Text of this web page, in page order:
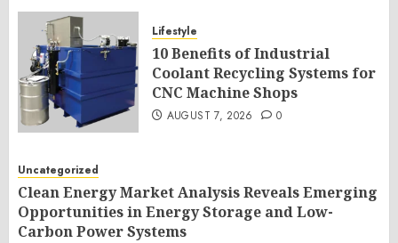
Lifestyle
10 Benefits of Industrial
Coolant Recycling Systems for
CNC Machine Shops
AUGUST 7, 2026 0
Uncategorized
Clean Energy Market Analysis Reveals Emerging
Opportunities in Energy Storage and Low-
Carbon Power Systems